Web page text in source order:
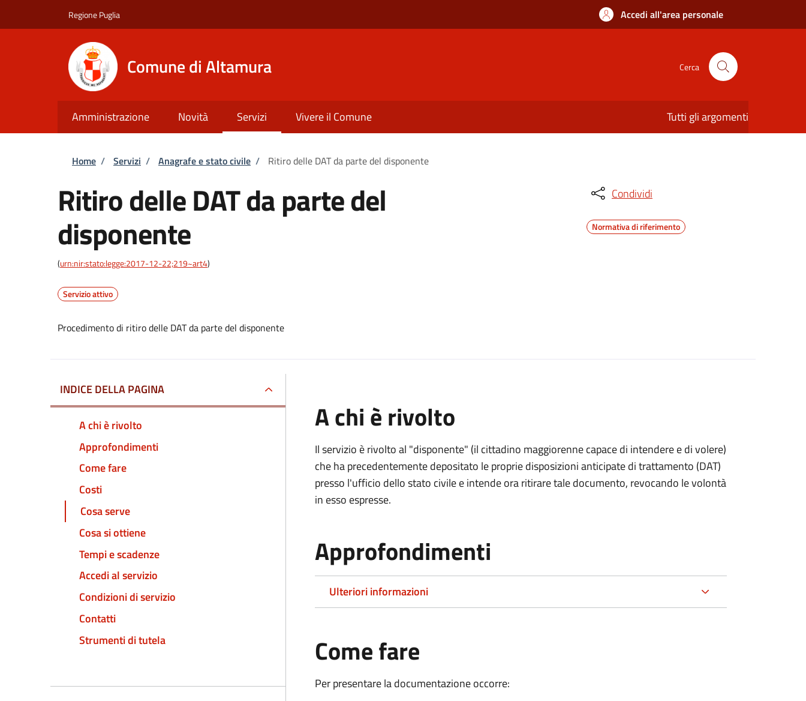
Regione Puglia Accedi all'area personale
Comune di Altamura Cerca
Amministrazione Novità Servizi Vivere il Comune Tutti gli argomenti
Briciole di pane
Home / Servizi / Anagrafe e stato civile / Ritiro delle DAT da parte del disponente
Ritiro delle DAT da parte del
disponente
(urn:nir:stato:legge:2017-12-22;219~art4)
Servizio attivo
Procedimento di ritiro delle DAT da parte del disponente
Condividi
Normativa di riferimento
INDICE DELLA PAGINA
A chi è rivolto
Approfondimenti
Come fare
Costi
Cosa serve
Cosa si ottiene
Tempi e scadenze
Accedi al servizio
Condizioni di servizio
Contatti
Strumenti di tutela
A chi è rivolto
Il servizio è rivolto al "disponente" (il cittadino maggiorenne capace di intendere e di volere)
che ha precedentemente depositato le proprie disposizioni anticipate di trattamento (DAT)
presso l'ufficio dello stato civile e intende ora ritirare tale documento, revocando le volontà
in esso espresse.
Approfondimenti
Ulteriori informazioni
Come fare
Per presentare la documentazione occorre: